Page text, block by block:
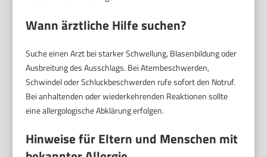
Wann ärztliche Hilfe suchen?
Suche einen Arzt bei starker Schwellung, Blasenbildung oder
Ausbreitung des Ausschlags. Bei Atembeschwerden,
Schwindel oder Schluckbeschwerden rufe sofort den Notruf.
Bei anhaltenden oder wiederkehrenden Reaktionen sollte
eine allergologische Abklärung erfolgen.
Hinweise für Eltern und Menschen mit